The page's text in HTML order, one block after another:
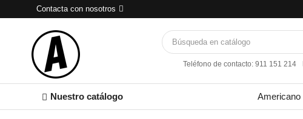
Contacta con nosotros
Teléfono de contacto: 911 151 214
Nuestro catálogo Americano